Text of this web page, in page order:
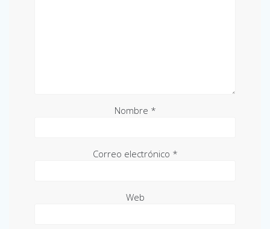
Nombre *
Correo electrónico *
Web